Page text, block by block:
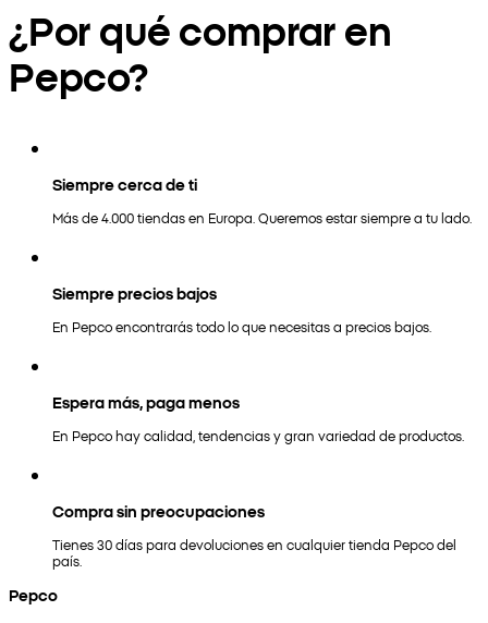
¿Por qué comprar en
Pepco?
Siempre cerca de ti
Más de 4.000 tiendas en Europa. Queremos estar siempre a tu lado.
Siempre precios bajos
En Pepco encontrarás todo lo que necesitas a precios bajos.
Espera más, paga menos
En Pepco hay calidad, tendencias y gran variedad de productos.
Compra sin preocupaciones
Tienes 30 días para devoluciones en cualquier tienda Pepco del
país.
Pepco